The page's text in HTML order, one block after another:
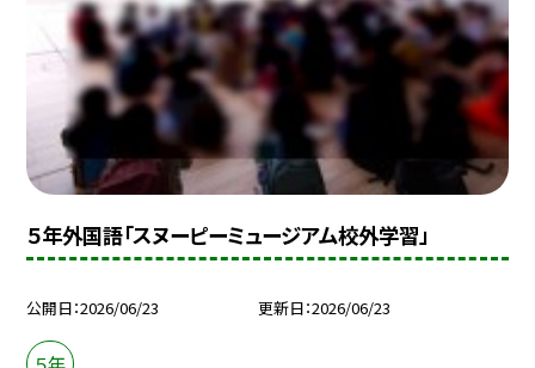
５年外国語「スヌーピーミュージアム校外学習」
公開日 2026/06/23 更新日 2026/06/23